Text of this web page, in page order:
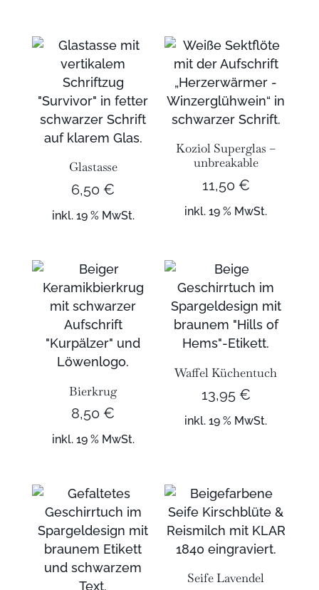
Glastasse
6,50€
inkl. 19 % MwSt.
Koziol Superglas –
unbreakable
11,50 €
inkl. 19 % MwSt.
Bierkrug
8,50€
inkl. 19 % MwSt.
Waffel Küchentuch
13,95 €
inkl. 19 % MwSt.
Seife Lavendel